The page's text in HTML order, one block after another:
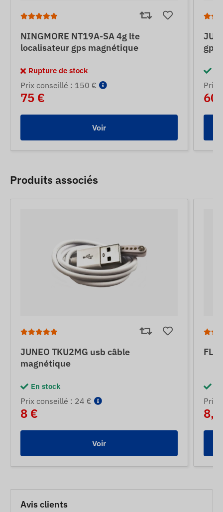
NINGMORE NT19A-SA 4g lte
localisateur gps magnétique
Rupture de stock
Prix ​​conseillé : 150 €
75 €
Voir
gps
Prix
60
Produits associés
JUNEO TKU2MG usb câble
magnétique
En stock
Prix ​​conseillé : 24 €
8 €
Voir
Prix
Avis clients